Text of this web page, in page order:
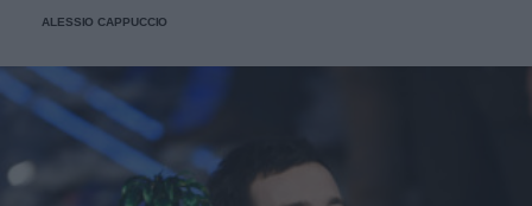
ALESSIO CAPPUCCIO